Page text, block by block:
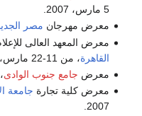
5 مارس، 2007.
معرض مهرجان مصر
معرض المعهد العالى
القاهرة، من 11-22 مارس، 2007.
معرض جامع جنوب الوادى،
معرض كلية تجارة جامعة
2007.